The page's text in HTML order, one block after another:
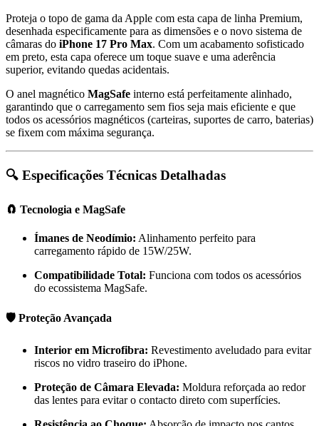
Proteja o topo de gama da Apple com esta capa de linha Premium,
desenhada especificamente para as dimensões e o novo sistema de
câmaras do iPhone 17 Pro Max. Com um acabamento sofisticado
em preto, esta capa oferece um toque suave e uma aderência
superior, evitando quedas acidentais.
O anel magnético MagSafe interno está perfeitamente alinhado,
garantindo que o carregamento sem fios seja mais eficiente e que
todos os acessórios magnéticos (carteiras, suportes de carro, baterias)
se fixem com máxima segurança.
🔍 Especificações Técnicas Detalhadas
🧲 Tecnologia e MagSafe
Ímanes de Neodímio: Alinhamento perfeito para
carregamento rápido de 15W/25W.
Compatibilidade Total: Funciona com todos os acessórios
do ecossistema MagSafe.
🛡️ Proteção Avançada
Interior em Microfibra: Revestimento aveludado para evitar
riscos no vidro traseiro do iPhone.
Proteção de Câmara Elevada: Moldura reforçada ao redor
das lentes para evitar o contacto direto com superfícies.